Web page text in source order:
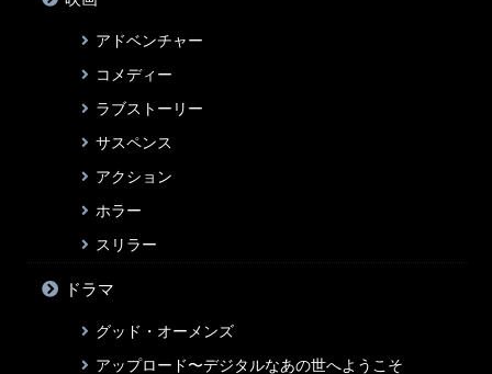
アドベンチャー
コメディー
ラブストーリー
サスペンス
アクション
ホラー
スリラー
ドラマ
グッド・オーメンズ
アップロード〜デジタルなあの世へようこそ